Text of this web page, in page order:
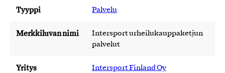
Tyyppi Palvelu
Merkkiluvan nimi
Intersport urheilukauppaketjun
palvelut
Yritys Intersport Finland Oy